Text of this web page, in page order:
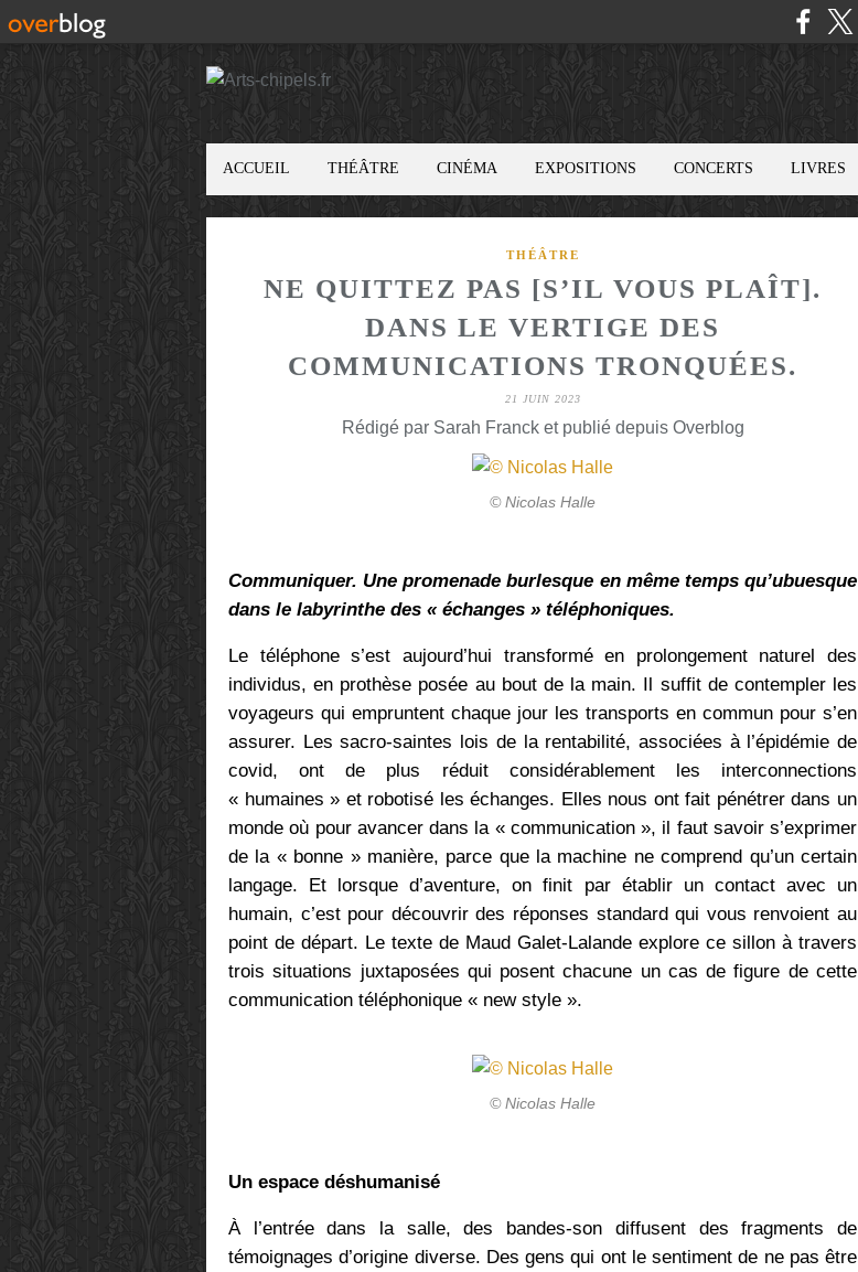
ACCUEIL THÉÂTRE CINÉMA EXPOSITIONS CONCERTS LIVRES
THÉÂTRE
NE QUITTEZ PAS [S’IL VOUS PLAÎT].
DANS LE VERTIGE DES
COMMUNICATIONS TRONQUÉES.
21 JUIN 2023
Rédigé par Sarah Franck et publié depuis Overblog
© Nicolas Halle
Communiquer. Une promenade burlesque en même temps qu’ubuesque
dans le labyrinthe des « échanges » téléphoniques.
Le téléphone s’est aujourd’hui transformé en prolongement naturel des
individus, en prothèse posée au bout de la main. Il suffit de contempler les
voyageurs qui empruntent chaque jour les transports en commun pour s’en
assurer. Les sacro-saintes lois de la rentabilité, associées à l’épidémie de
covid, ont de plus réduit considérablement les interconnections
« humaines » et robotisé les échanges. Elles nous ont fait pénétrer dans un
monde où pour avancer dans la « communication », il faut savoir s’exprimer
de la « bonne » manière, parce que la machine ne comprend qu’un certain
langage. Et lorsque d’aventure, on finit par établir un contact avec un
humain, c’est pour découvrir des réponses standard qui vous renvoient au
point de départ. Le texte de Maud Galet-Lalande explore ce sillon à travers
trois situations juxtaposées qui posent chacune un cas de figure de cette
communication téléphonique « new style ».
© Nicolas Halle
Un espace déshumanisé
À l’entrée dans la salle, des bandes-son diffusent des fragments de
témoignages d’origine diverse. Des gens qui ont le sentiment de ne pas être